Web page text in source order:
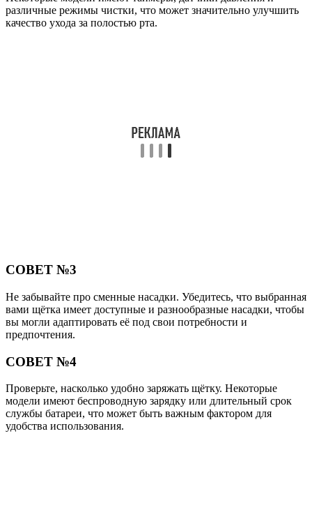
различные режимы чистки, что может значительно улучшить
качество ухода за полостью рта.
СОВЕТ №3
Не забывайте про сменные насадки. Убедитесь, что выбранная
вами щётка имеет доступные и разнообразные насадки, чтобы
вы могли адаптировать её под свои потребности и
предпочтения.
СОВЕТ №4
Проверьте, насколько удобно заряжать щётку. Некоторые
модели имеют беспроводную зарядку или длительный срок
службы батареи, что может быть важным фактором для
удобства использования.